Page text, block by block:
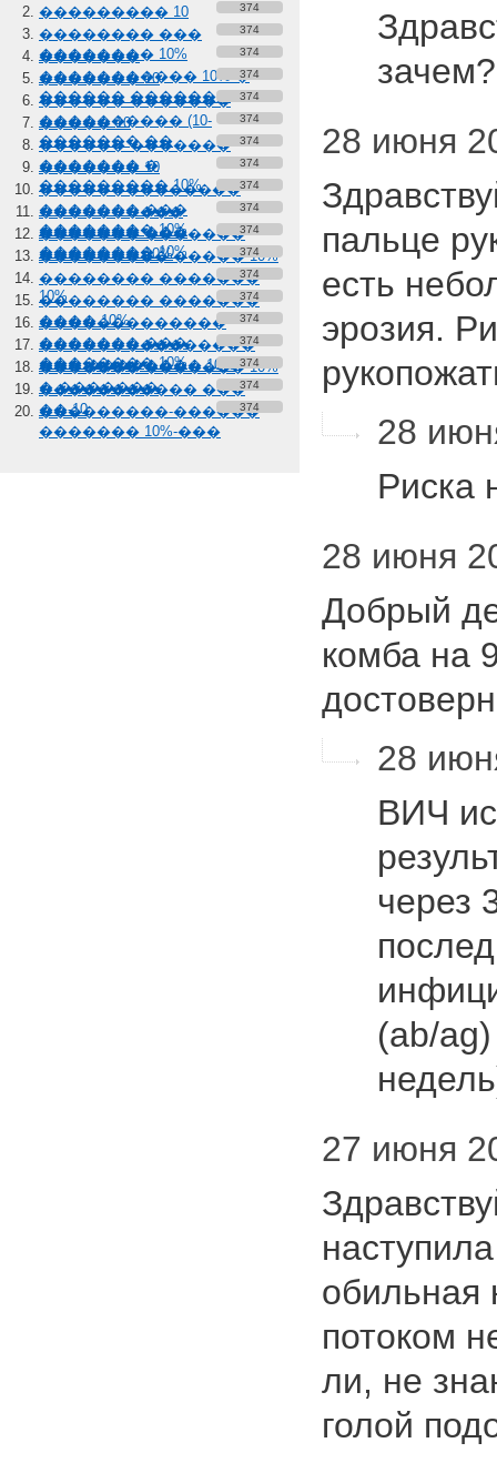
��������� 10 374
�������� ���
�������� 10%
374
�������
����������� 10% �
������ �������
374
������� 10 374
������ �������
���������� (10-
������� ��
374
����� 10 374
������ �������
������� �
��������� 10%
374
������� 10 374
��������������
������� ���
�������� 10%
374
����������
������� ���
�������� 10%
374
������� �������
������� 10%
374
��������� ����� 10%
374
�������� �������
10%
374
�������� �������
���� 10%
374
�������������
������� ���
�������� 10%
374
���������������
��� �������� 10%
374
������� ������� 10%
� �������
374
����������� ���
��-10
374
���������-������
������� 10%-���
374
28 июня
пальце
есть
эрозия.
28
Риска
28 июня
Добрый
комба на
28
ВИЧ
через
(ab/
27 июня
обильная
потоком
ли, не
голой